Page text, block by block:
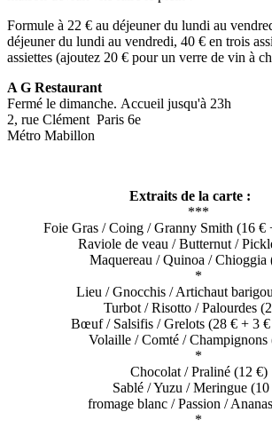
Formule à 22 € au déjeuner du lundi au
déjeuner du lundi au vendredi, 40 € en trois
assiettes (ajoutez 20 € pour un verre de vin à
A G Restaurant
Fermé le dimanche. Accueil jusqu'à 23h
2, rue Clément Paris 6e
Métro Mabillon
Extraits de la carte :
***
Foie Gras / Coing / Granny Smith (16 €
Raviole de veau / Butternut /
Maquereau / Quinoa / Chioggia
*
Lieu / Gnocchis / Artichaut
Turbot / Risotto / Palourdes
Bœuf / Salsifis / Grelots (28 € + 3 €
Volaille / Comté / Champignons
*
Chocolat / Praliné (12 €)
Sablé / Yuzu / Meringue
fromage blanc / Passion /
*